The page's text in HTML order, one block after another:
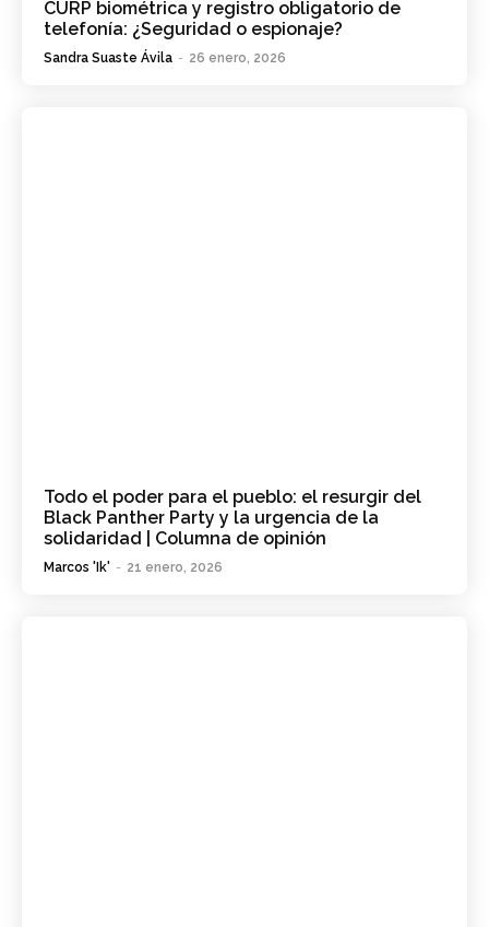
CURP biométrica y registro obligatorio de
telefonía: ¿Seguridad o espionaje?
Sandra Suaste Ávila - 26 enero, 2026
Todo el poder para el pueblo: el resurgir del
Black Panther Party y la urgencia de la
solidaridad | Columna de opinión
Marcos 'Ik' - 21 enero, 2026